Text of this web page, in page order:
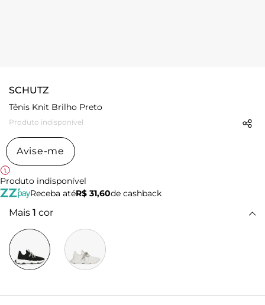
SCHUTZ
Tênis Knit Brilho Preto
Produto indisponível
Avise-me
Produto indisponível
Receba atéR$ 31,60de cashback
Mais 1 cor